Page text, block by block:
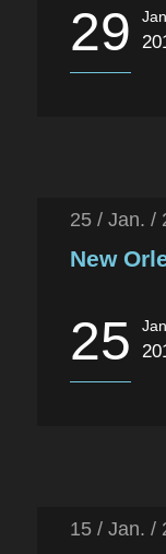
29
25 / Jan. /
New
25
15 / Jan. /